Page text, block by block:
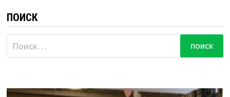
ПОИСК
Найти: